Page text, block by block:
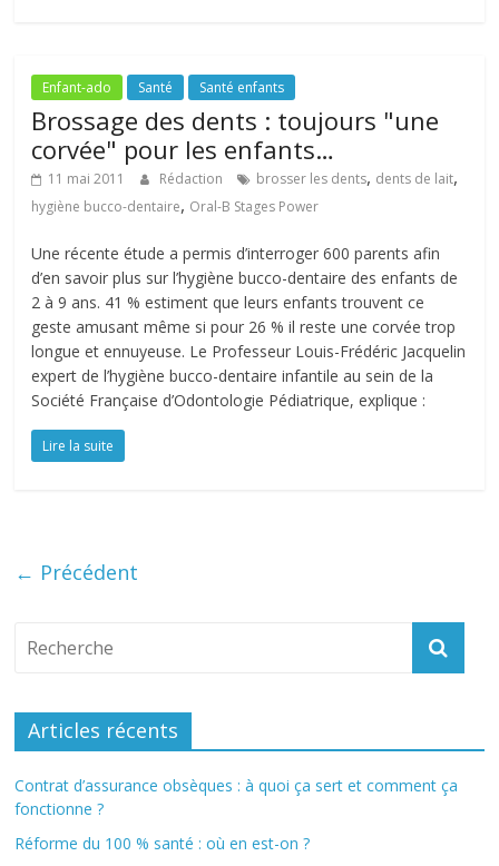
Enfant-ado Santé Santé enfants
Brossage des dents : toujours "une
corvée" pour les enfants…
11 mai 2011 Rédaction brosser les dents, dents de lait,
hygiène bucco-dentaire, Oral-B Stages Power
Une récente étude a permis d’interroger 600 parents afin
d’en savoir plus sur l’hygiène bucco-dentaire des enfants de
2 à 9 ans. 41 % estiment que leurs enfants trouvent ce
geste amusant même si pour 26 % il reste une corvée trop
longue et ennuyeuse. Le Professeur Louis-Frédéric Jacquelin
expert de l’hygiène bucco-dentaire infantile au sein de la
Société Française d’Odontologie Pédiatrique, explique :
Lire la suite
← Précédent
Articles récents
Contrat d’assurance obsèques : à quoi ça sert et comment ça
fonctionne ?
Réforme du 100 % santé : où en est-on ?